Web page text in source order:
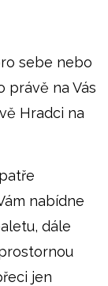
sebe nebo
právě na Vás
Hradci na
nabídne
dále
jen